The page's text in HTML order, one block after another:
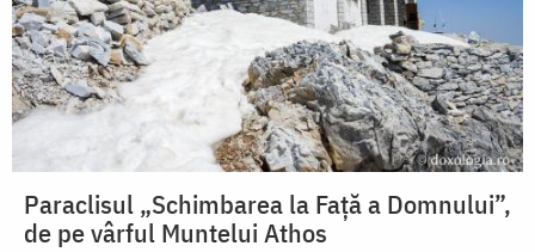
Paraclisul „Schimbarea la Față a Domnului”,
de pe vârful Muntelui Athos